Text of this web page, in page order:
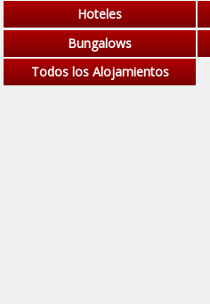
Hoteles
Bungalows
Todos los Alojamientos